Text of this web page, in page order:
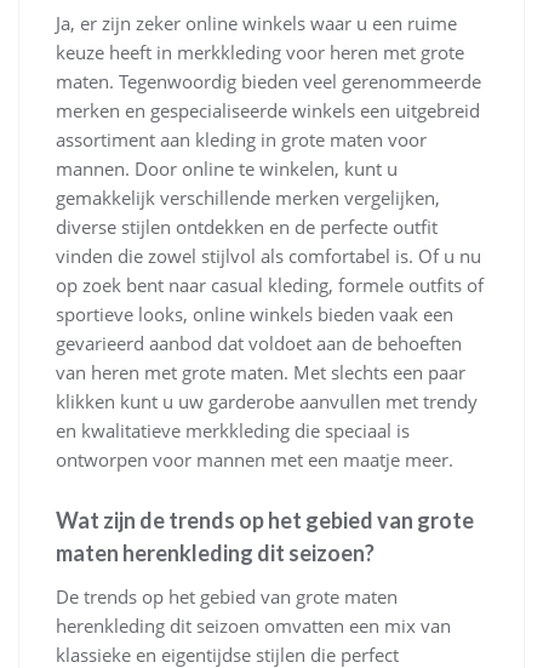
Ja, er zijn zeker online winkels waar u een ruime
keuze heeft in merkkleding voor heren met grote
maten. Tegenwoordig bieden veel gerenommeerde
merken en gespecialiseerde winkels een uitgebreid
assortiment aan kleding in grote maten voor
mannen. Door online te winkelen, kunt u
gemakkelijk verschillende merken vergelijken,
diverse stijlen ontdekken en de perfecte outfit
vinden die zowel stijlvol als comfortabel is. Of u nu
op zoek bent naar casual kleding, formele outfits of
sportieve looks, online winkels bieden vaak een
gevarieerd aanbod dat voldoet aan de behoeften
van heren met grote maten. Met slechts een paar
klikken kunt u uw garderobe aanvullen met trendy
en kwalitatieve merkkleding die speciaal is
ontworpen voor mannen met een maatje meer.
Wat zijn de trends op het gebied van grote
maten herenkleding dit seizoen?
De trends op het gebied van grote maten
herenkleding dit seizoen omvatten een mix van
klassieke en eigentijdse stijlen die perfect